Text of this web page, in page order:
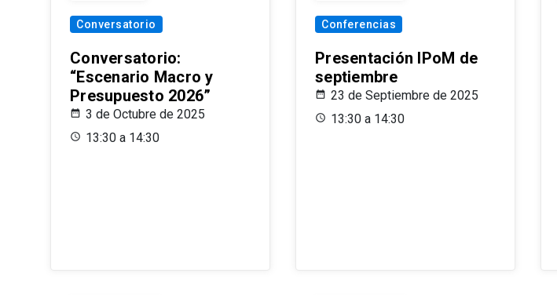
Conversatorio
Conversatorio:
“Escenario Macro y
Presupuesto 2026”
3 de Octubre de 2025
13:30 a 14:30
Conferencias
Presentación IPoM de
septiembre
23 de Septiembre de 2025
13:30 a 14:30